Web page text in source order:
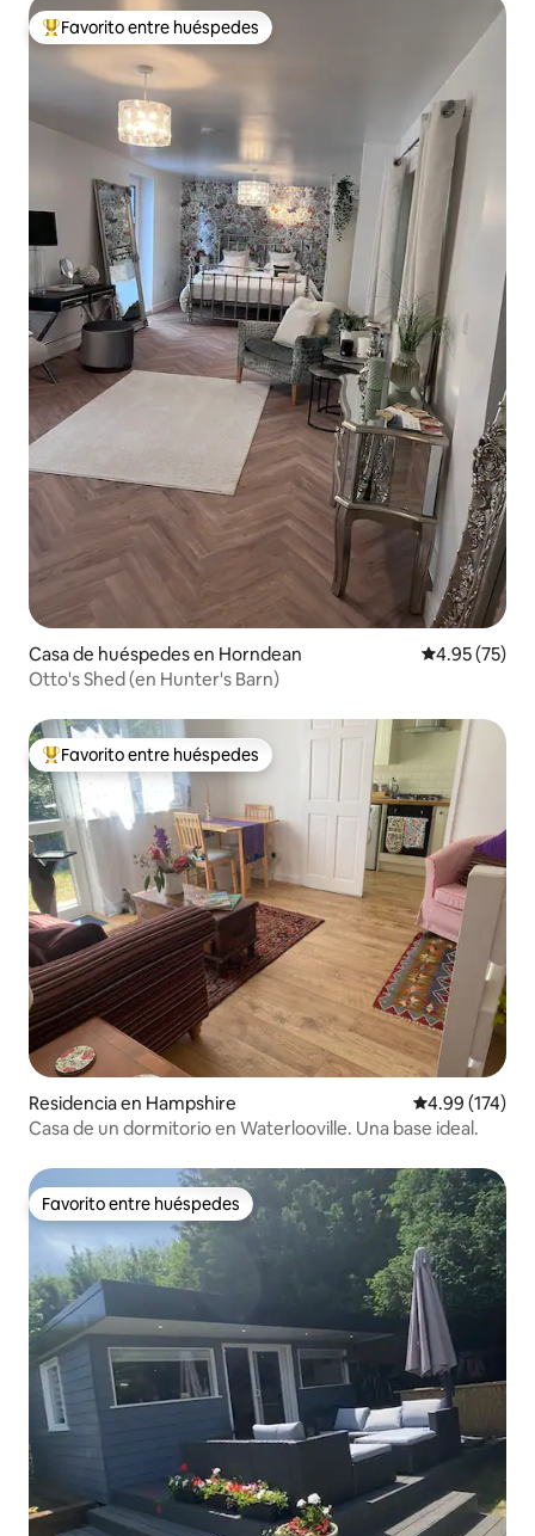
De los mejores en Favorito entre huéspedes
Favorito entre huéspedes
Casa de huéspedes en Horndean Calificación
4.95 (75)
Otto's Shed (en Hunter's Barn)
De los mejores en Favorito entre huéspedes
Favorito entre huéspedes
Residencia en Hampshire Calificación
4.99 (174)
Casa de un dormitorio en Waterlooville. Una base ideal.
Favorito entre huéspedes
Favorito entre huéspedes